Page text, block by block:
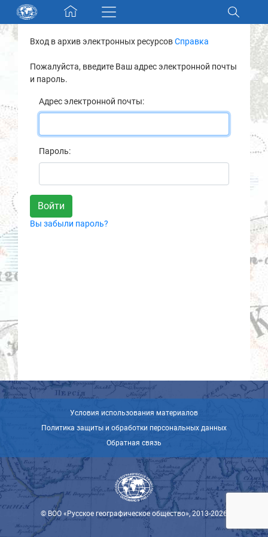
Skip navigation
Разделы и коллекции
Электронный каталог
Новости
О нас
Контакты
Партнеры
Вход в архив электронных ресурсовСправка
Пожалуйста, введите Ваш адрес электронной почты
и пароль.
Адрес электронной почты:
Пароль:
Вы забыли пароль?
Условия использования материалов
Политика защиты и обработки персональных данных
Обратная связь
© ВОО «Русское географическое общество», 2013-2026